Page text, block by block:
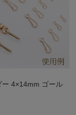
ー 4×14mm ゴール